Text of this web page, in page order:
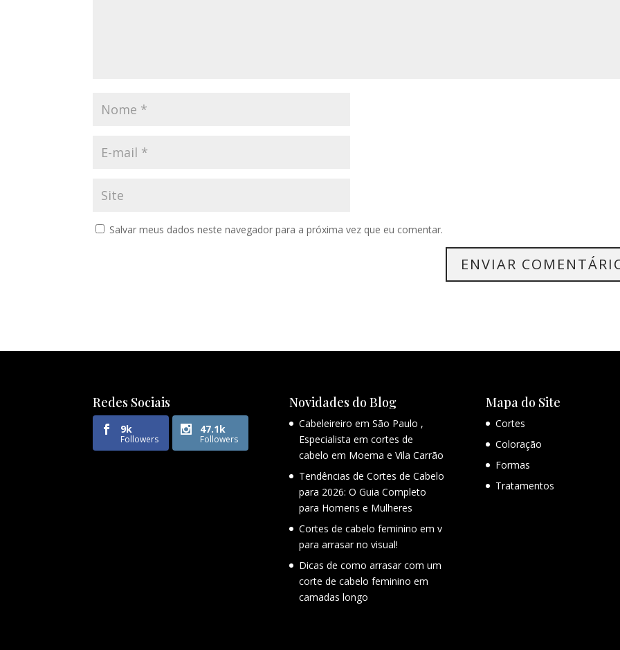
Salvar meus dados neste navegador para a próxima vez que eu comentar.
Redes Sociais
9k
Followers
47.1k
Followers
Novidades do Blog
Cabeleireiro em São Paulo ,
Especialista em cortes de
cabelo em Moema e Vila Carrão
Tendências de Cortes de Cabelo
para 2026: O Guia Completo
para Homens e Mulheres
Cortes de cabelo feminino em v
para arrasar no visual!
Dicas de como arrasar com um
corte de cabelo feminino em
camadas longo
Mapa do Site
Cortes
Coloração
Formas
Tratamentos